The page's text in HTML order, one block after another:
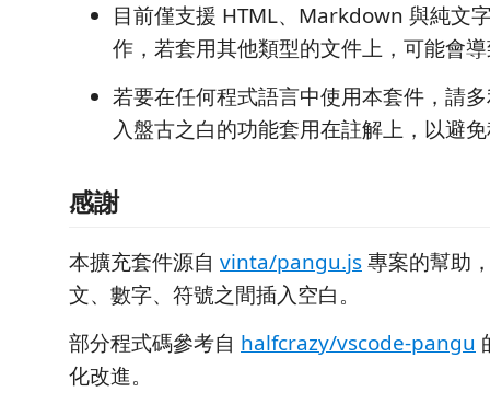
目前僅支援 HTML、Markdown 與純文
作，若套用其他類型的文件上，可能會
若要在任何程式語言中使用本套件，請
入盤古之白的功能套用在註解上，以避
感謝
本擴充套件源自 vinta/pangu.js專案的幫助
文、數字、符號之間插入空白。
部分程式碼參考自 halfcrazy/vscode-pangu
化改進。